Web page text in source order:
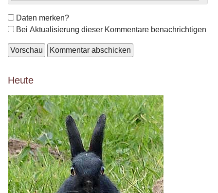
Formular-
Optionen
Daten merken?
Bei Aktualisierung dieser Kommentare benachrichtigen
Seitenleiste
Heute